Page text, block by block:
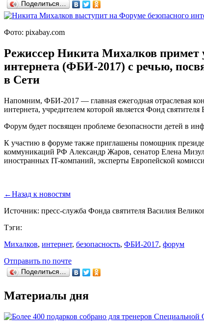
Поделиться…
Фото: pixabay.com
Режиссер Никита Михалков примет
интернета (ФБИ-2017) с речью,
в Сети
Напомним, ФБИ-2017 — главная ежегодная отраслевая
интернета, учредителем которой является Фонд
Форум будет посвящен проблеме безопасности детей в
К участию в форуме также приглашены помощник
коммуникаций РФ Александр Жаров, сенатор Елена
иностранных IT-компаний, эксперты Европейской
←Назад к новостям
Источник: пресс-служба Фонда святителя Василия
Тэги:
Михалков, интернет, безопасность, ФБИ-2017, форум
Отправить по почте
Поделиться…
Материалы дня